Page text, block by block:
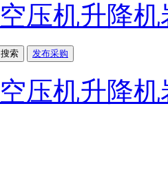
空压机升降机
搜索 发布采购
空压机升降机